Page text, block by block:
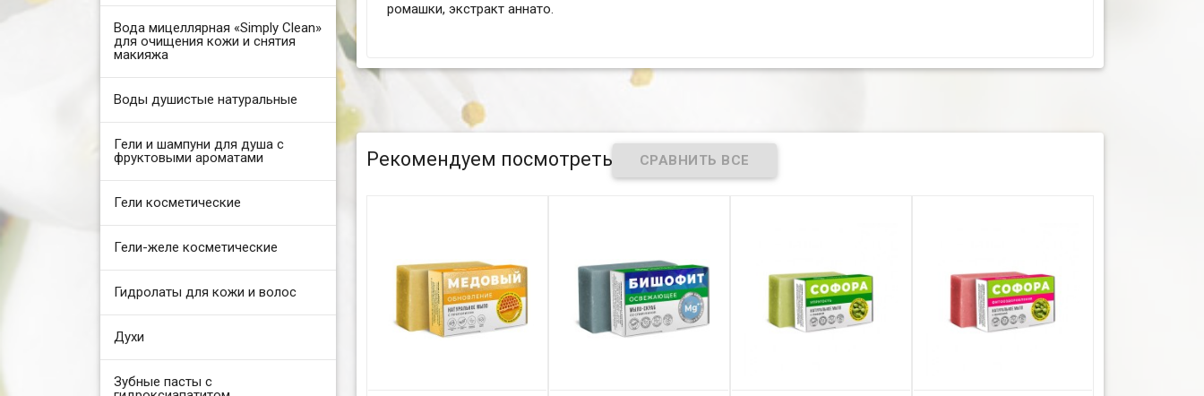
Вода мицеллярная «Simply Clean»
для очищения кожи и снятия
макияжа
Воды душистые натуральные
Гели и шампуни для душа с
фруктовыми ароматами
Гели косметические
Гели-желе косметические
Гидролаты для кожи и волос
Духи
Зубные пасты с
ромашки, экстракт аннато.
Рекомендуем посмотреть